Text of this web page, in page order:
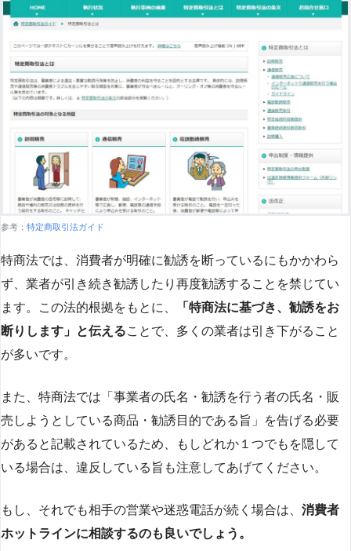
参考： 特定商取引法ガイド
特商法では、消費者が明確に勧誘を断っているにもかかわら
ず、業者が引き続き勧誘したり再度勧誘することを禁じてい
ます。この法的根拠をもとに、
「特商法に基づき、勧誘をお
断りします」と伝えることで、多くの業者は引き下がること
が多いです​​。
また、特商法では「事業者の氏名・勧誘を行う者の氏名・販
売しようとしている商品・勧誘目的である旨」を告げる必要
があると記載されているため、もしどれか１つでもを隠して
いる場合は、違反している旨も注意してあげてください。
もし、それでも相手の営業や迷惑電話が続く場合は、 消費者
ホットラインに相談するのも良いでしょう。